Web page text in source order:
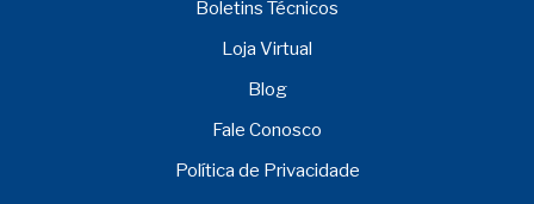
Boletins Técnicos
Loja Virtual
Blog
Fale Conosco
Política de Privacidade